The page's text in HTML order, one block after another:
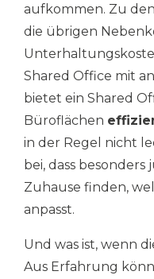
aufkommen. Zu
die übrigen
Shared Office mit
bietet ein Shared
Büroflächen
in der Regel nicht
bei, dass
Zuhause finden,
anpasst.
Und was ist, wenn
Aus Erfahrung